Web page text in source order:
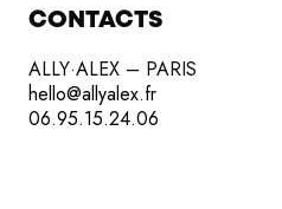
CONTACTS
ALLY·ALEX – PARIS
hello@allyalex.fr
06.95.15.24.06